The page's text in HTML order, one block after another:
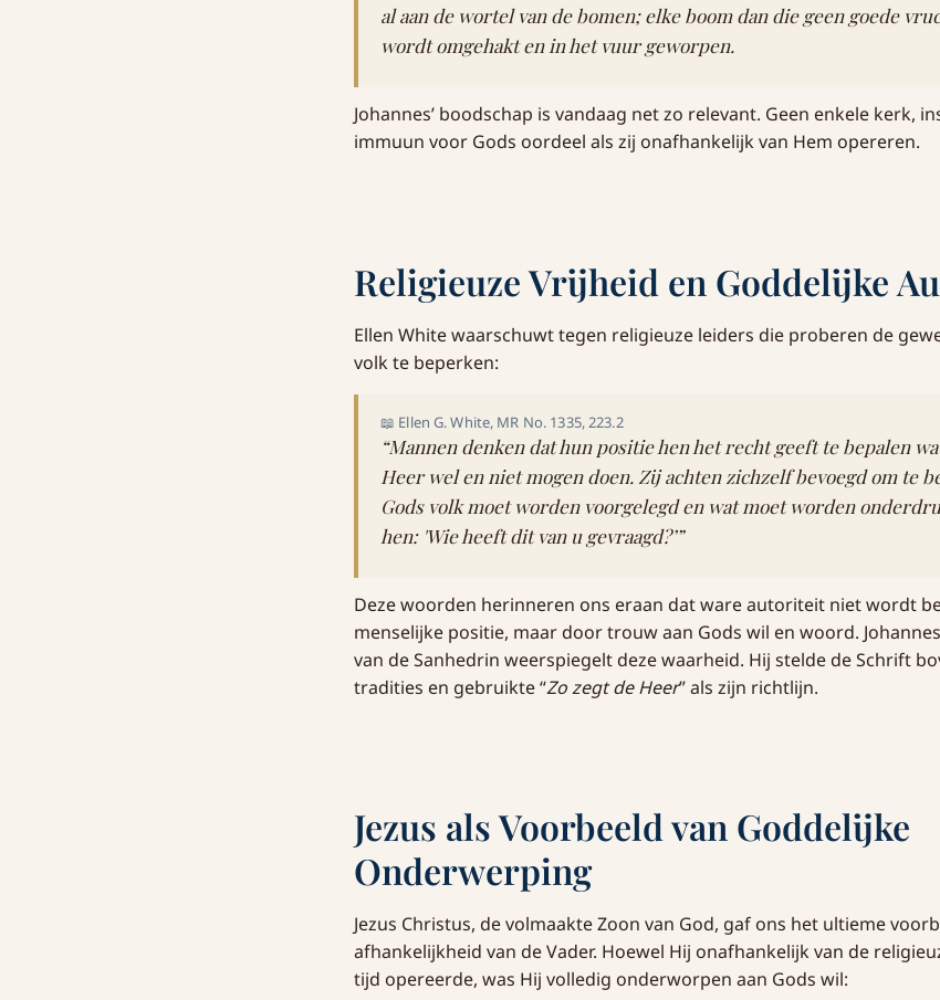
al aan de wortel van de bomen; elke boom dan die geen goede
wordt omgehakt en in het vuur geworpen.
Johannes’ boodschap is vandaag net zo relevant. Geen enkele kerk,
immuun voor Gods oordeel als zij onafhankelijk van Hem opereren.
Religieuze Vrijheid en Goddelijke
Ellen White waarschuwt tegen religieuze leiders die proberen de
volk te beperken:
📖 Ellen G. White, MR No. 1335, 223.2
“Mannen denken dat hun positie hen het recht geeft te bepalen
Heer wel en niet mogen doen. Zij achten zichzelf bevoegd om te
Gods volk moet worden voorgelegd en wat moet worden
hen: 'Wie heeft dit van u gevraagd?’”
Deze woorden herinneren ons eraan dat ware autoriteit niet wordt
menselijke positie, maar door trouw aan Gods wil en woord.
van de Sanhedrin weerspiegelt deze waarheid. Hij stelde de Schrift
tradities en gebruikte “Zo zegt de Heer” als zijn richtlijn.
Jezus als Voorbeeld van Goddelijke
Onderwerping
Jezus Christus, de volmaakte Zoon van God, gaf ons het ultieme
afhankelijkheid van de Vader. Hoewel Hij onafhankelijk van de
tijd opereerde, was Hij volledig onderworpen aan Gods wil: